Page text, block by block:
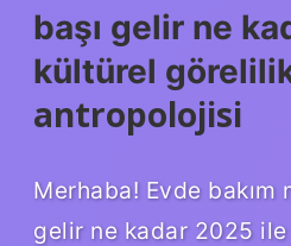
başı gelir ne
kültürel
antropolojisi
Merhaba! Evde bakım
gelir ne kadar 2025